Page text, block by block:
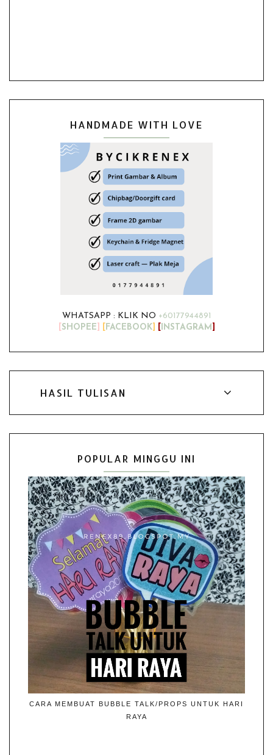
HANDMADE WITH LOVE
WHATSAPP : KLIK NO +60177944891
SHOPEE FACEBOOK] INSTAGRAM
HASIL TULISAN
POPULAR MINGGU INI
CARA MEMBUAT BUBBLE TALK/PROPS UNTUK HARI
RAYA